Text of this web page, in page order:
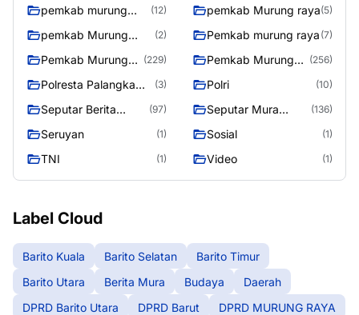
pemkab murung
(12) pemkab Murung raya(5)
pemkab Murung
(2) Pemkab murung raya (7)
Pemkab Murung
(229)
Pemkab Murung
(256)
Polresta Palangka
(3) Polri (10)
Seputar Berita
(97)
Seputar Mura
(136)
Seruyan (1) Sosial (1)
TNI (1) Video (1)
Label Cloud
Barito Kuala Barito Selatan
Barito Timur
Barito Utara
Berita Mura Budaya
Daerah
DPRD Barito Utara
DPRD Barut
DPRD MURUNG RAYA